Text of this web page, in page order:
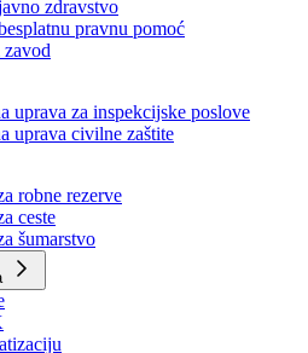
osiguranja
zdravstvo
pravnu pomoć
zavod
uprava za inspekcijske poslove
uprava civilne zaštite
robne rezerve
ceste
šumarstvo